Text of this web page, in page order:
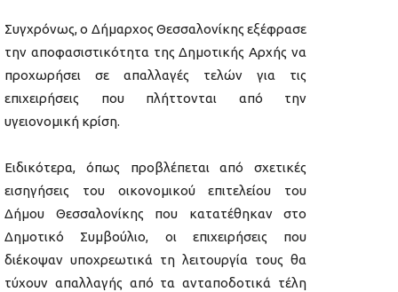
Συγχρόνως, ο Δήμαρχος Θεσσαλονίκης εξέφρασε
την αποφασιστικότητα της Δημοτικής Αρχής να
προχωρήσει σε απαλλαγές τελών για τις
επιχειρήσεις που πλήττονται από την
υγειονομική κρίση.
Ειδικότερα, όπως προβλέπεται από σχετικές
εισηγήσεις του οικονομικού επιτελείου του
Δήμου Θεσσαλονίκης που κατατέθηκαν στο
Δημοτικό Συμβούλιο, οι επιχειρήσεις που
διέκοψαν υποχρεωτικά τη λειτουργία τους θα
τύχουν απαλλαγής από τα ανταποδοτικά τέλη